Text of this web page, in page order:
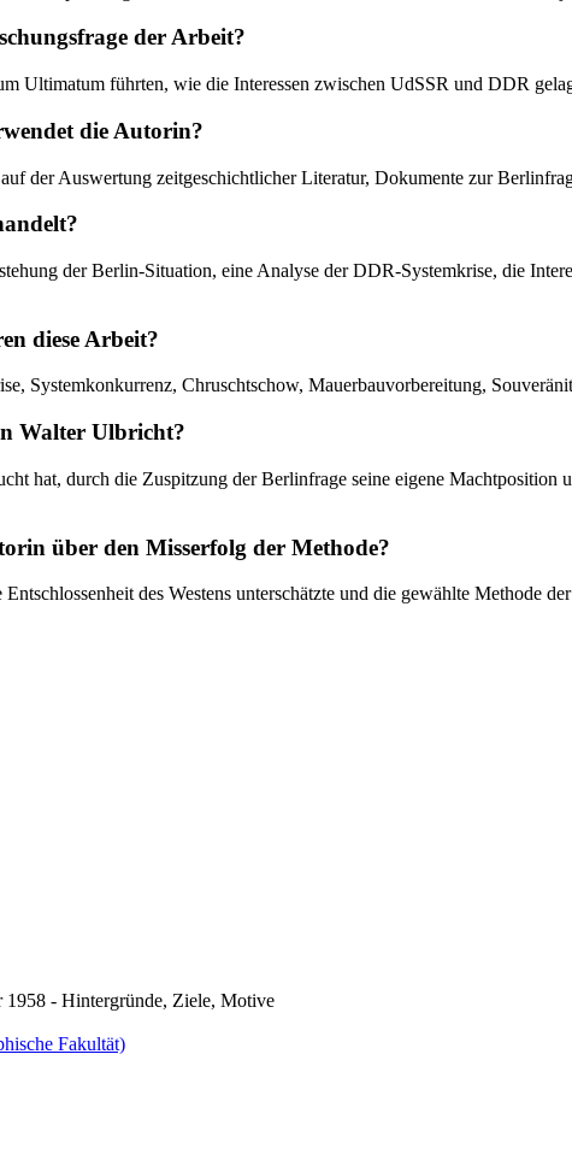
der Arbeit?
Ultimatum führten, wie die Interessen zwischen UdSSR und DDR
die Autorin?
der Auswertung zeitgeschichtlicher Literatur, Dokumente zur
der Berlin-Situation, eine Analyse der DDR-Systemkrise, die
diese Arbeit?
Systemkonkurrenz, Chruschtschow, Mauerbauvorbereitung,
Walter Ulbricht?
hat, durch die Zuspitzung der Berlinfrage seine eigene
über den Misserfolg der Methode?
des Westens unterschätzte und die gewählte Methode
- Hintergründe, Ziele, Motive
Fakultät)